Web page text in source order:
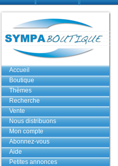
Accueil
Boutique
Thèmes
Recherche
Vente
Nous distribuons
Mon compte
Abonnez-vous
Aide
Petites annonces